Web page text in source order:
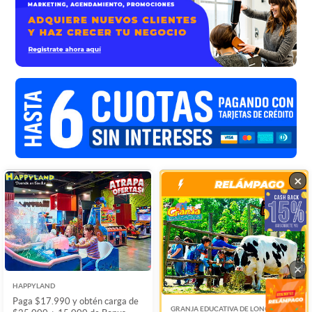
×
HAPPYLAND
Paga $17.990 y obtén carga de
GRANJA EDUCATIVA DE LONQUEN
×
×